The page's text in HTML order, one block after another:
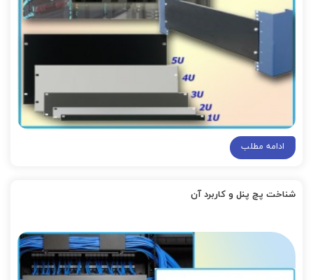
ادامه مطلب
شناخت پچ پنل و کاربرد آن